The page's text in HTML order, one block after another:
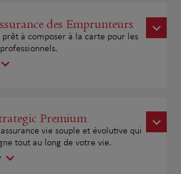
des Emprunteurs
prêt à composer à la carte pour les
Premium
vie souple et évolutive qui
tout au long de votre vie.